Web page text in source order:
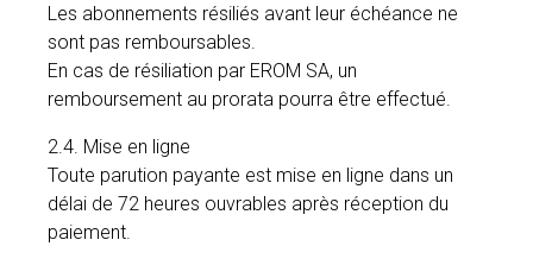
Les abonnements résiliés avant leur échéance ne
sont pas remboursables.
En cas de résiliation par EROM SA, un
remboursement au prorata pourra être effectué.
2.4. Mise en ligne
Toute parution payante est mise en ligne dans un
délai de 72 heures ouvrables après réception du
paiement.